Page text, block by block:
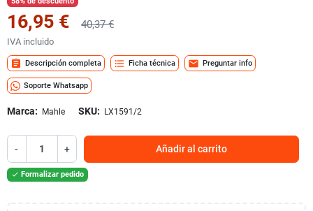
16,95 € 40,37 €
IVA incluido
assignment Descripción completa format_list_bulleted Ficha técnica mail Preguntar info
Soporte Whatsapp
Marca: Mahle SKU: LX1591/2
- + Añadir al carrito
 Formalizar pedido